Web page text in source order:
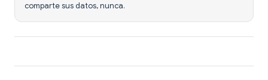
comparte sus datos, nunca.